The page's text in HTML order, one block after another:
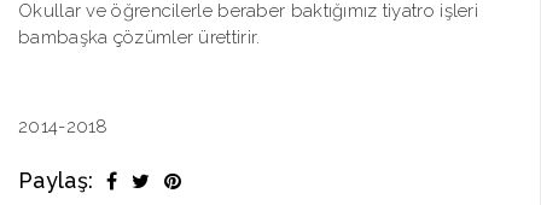
Okullar ve öğrencilerle beraber baktığımız tiyatro işleri
bambaşka çözümler ürettirir.
2014-2018
Paylaş: